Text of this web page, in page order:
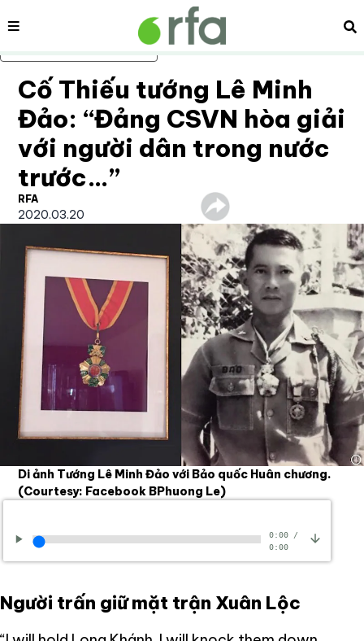
Bỏ qua nội dung chính
Nội dung
Cố Thiếu tướng Lê Minh
Đảo: “Đảng CSVN hòa giải
với người dân trong nước
trước…”
RFA
2020.03.20
Di ảnh Tướng Lê Minh Đảo với Bảo quốc Huân chương.
(Courtesy: Facebook BPhuong Le)
0:00/
0:00
Người trấn giữ mặt trận Xuân Lộc